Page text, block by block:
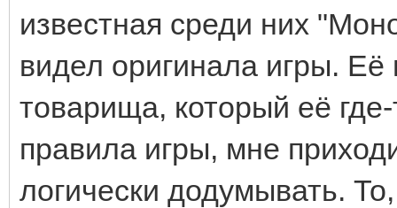
известная среди них
видел оригинала игры. Её
товарища, который её
правила игры, мне
логически додумывать.